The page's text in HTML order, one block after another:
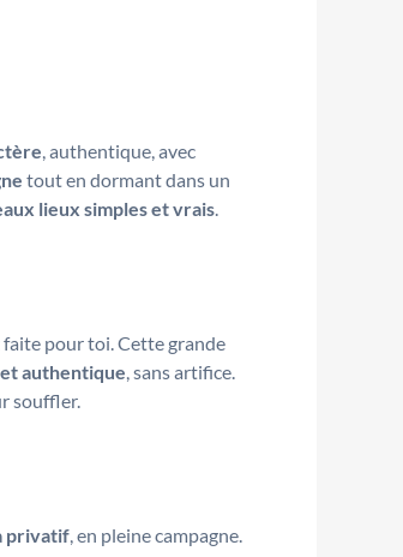
, authentique, avec
tout en dormant dans un
lieux simples et vrais.
faite pour toi. Cette grande
authentique, sans artifice.
souffler.
privatif, en pleine campagne.